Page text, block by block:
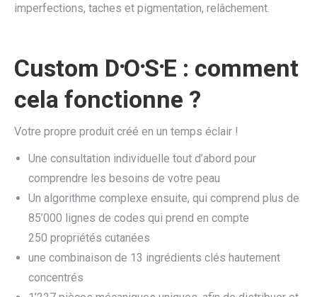
imperfections, taches et pigmentation, relâchement.
Custom D⸱O⸱S⸱E : comment
cela fonctionne ?
Votre propre produit créé en un temps éclair !
Une consultation individuelle tout d’abord pour
comprendre les besoins de votre peau
Un algorithme complexe ensuite, qui comprend plus de
85’000 lignes de codes qui prend en compte
250 propriétés cutanées
une combinaison de 13 ingrédients clés hautement
concentrés